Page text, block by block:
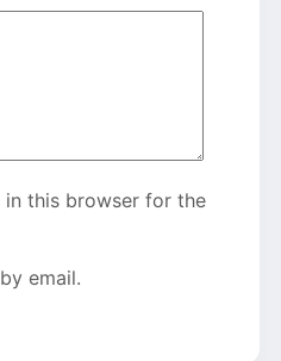
in this browser for the
email.